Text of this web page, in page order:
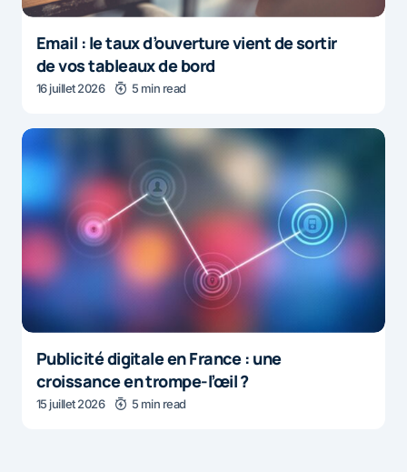
Email : le taux d’ouverture vient de sortir
de vos tableaux de bord
16 juillet 2026 5 min read
Publicité digitale en France : une
croissance en trompe-l’œil ?
15 juillet 2026 5 min read